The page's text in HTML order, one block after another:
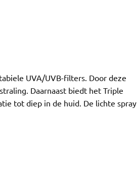
UVA/UVB-filters. Door deze
Daarnaast biedt het Triple
tot diep in de huid. De lichte spray